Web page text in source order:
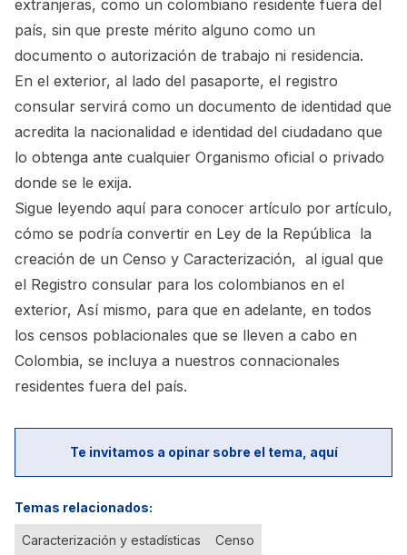
extranjeras, como un colombiano residente fuera del
país, sin que preste mérito alguno como un
documento o autorización de trabajo ni residencia.
En el exterior, al lado del pasaporte, el registro
consular servirá como un documento de identidad que
acredita la nacionalidad e identidad del ciudadano que
lo obtenga ante cualquier Organismo oficial o privado
donde se le exija.
Sigue leyendo aquí para conocer artículo por artículo,
cómo se podría convertir en Ley de la República la
creación de un Censo y Caracterización, al igual que
el Registro consular para los colombianos en el
exterior, Así mismo, para que en adelante, en todos
los censos poblacionales que se lleven a cabo en
Colombia, se incluya a nuestros connacionales
residentes fuera del país.
Te invitamos a opinar sobre el tema, aquí
Temas relacionados:
Caracterización y estadísticas Censo